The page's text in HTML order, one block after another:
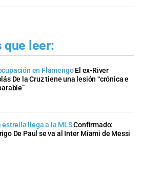
que leer:
en Flamengo El ex-River
De la Cruz tiene una lesión “crónica e
estrella llega a la MLSConfirmado:
De Paul se va al Inter Miami de Messi